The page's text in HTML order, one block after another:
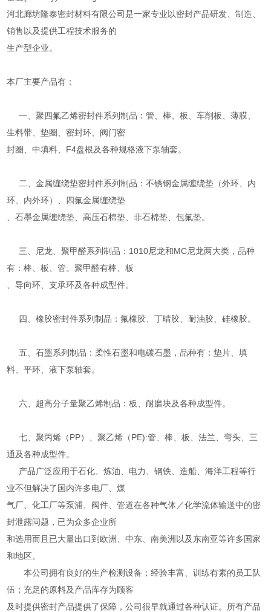
河北廊坊隆泰密封材料有限公司是一家专业以密封产品研发、制造、
销售以及提供工程技术服务的
生产型企业。
本厂主要产品有：
一、聚四氟乙烯密封件系列制品：管、棒、板、车削板、薄膜、
生料带、垫圈、密封环、阀门密
封圈、中填料、F4盘根及各种规格液下泵轴套。
二、金属缠绕垫密封件系列制品：不锈钢金属缠绕垫（外环、内
环、内外环）、四氟金属缠绕垫
、石墨金属缠绕垫、高压石棉垫、非石棉垫、包氟垫。
三、尼龙、聚甲醛系列制品：1010尼龙和MC尼龙两大类，品种
有：棒、板、管。聚甲醛有棒、板
、导向环、支承环及各种成型件。
四、橡胶密封件系列制品：氟橡胶、丁晴胶、耐油胶、硅橡胶。
五、石墨系列制品：柔性石墨和电碳石墨，品种有：垫片、填
料、平环、液下泵轴套。
六、超高分子量聚乙烯制品：板、耐磨块及各种成型件。
七、聚丙烯（PP）、聚乙烯（PE):管、棒、板、法兰、弯头、三
通及各种成型件。
产品广泛应用于石化、炼油、电力、钢铁、造船、海洋工程等行
业不但解决了国内许多电厂、煤
气厂、化工厂等泵浦、阀件、管道在各种气体／化学流体输送中的密
封泄露问题，已为众多企业所
和选用而且已大量出口到欧洲、中东、南美洲以及东南亚等许多国家
和地区。
本公司拥有良好的生产检测设备；经验丰富、训练有素的员工队
伍；充足的原料及产品库存为顾客
及时提供密封产品提供了保障，公司很早就通过各种认证。所有产品